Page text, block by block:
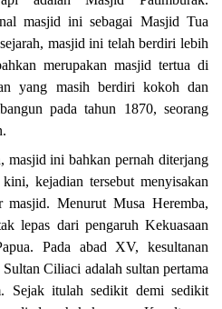
masjid ini sebagai Masjid Tua
masjid ini telah berdiri lebih
merupakan masjid tertua di
yang masih berdiri kokoh dan
pada tahun 1870, seorang
masjid ini bahkan pernah diterjang
kejadian tersebut menyisakan
Menurut Musa Heremba,
lepas dari pengaruh Kekuasaan
Pada abad XV, kesultanan
Ciliaci adalah sultan pertama
Sejak itulah sedikit demi sedikit